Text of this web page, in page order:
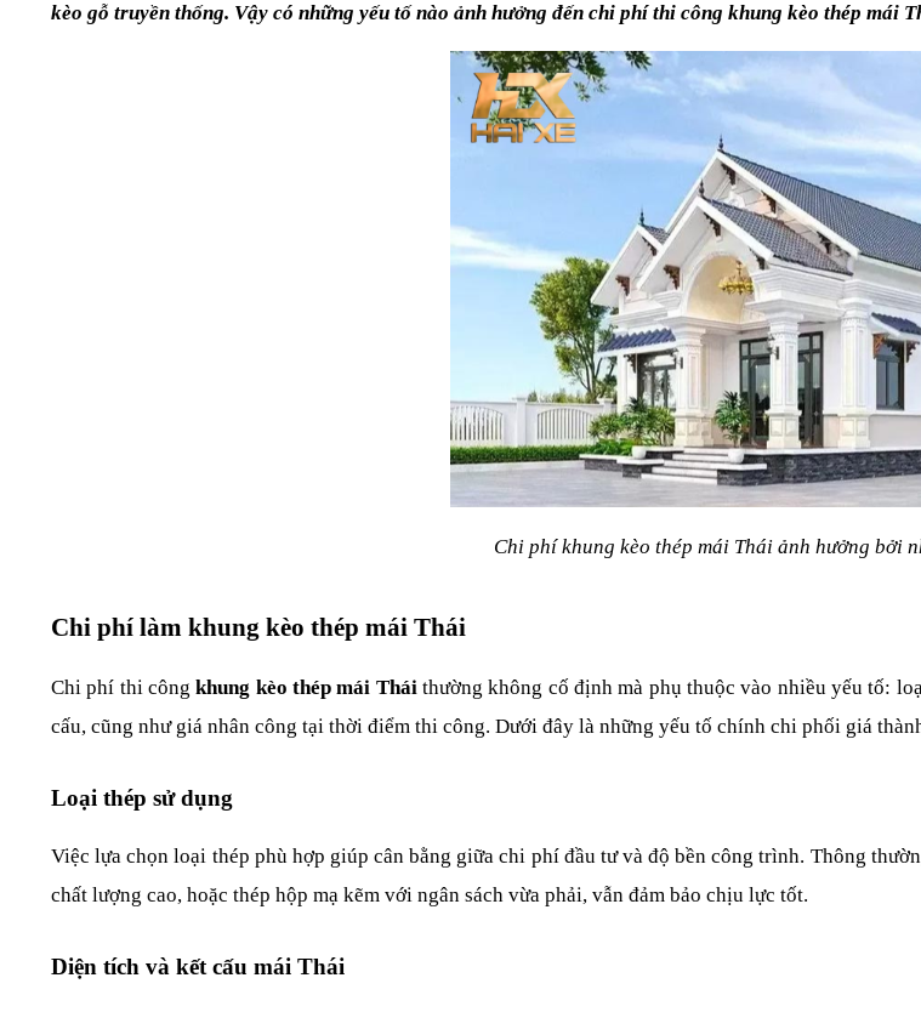
kèo gỗ truyền thống. Vậy có những yếu tố nào ảnh hưởng đến chi phí thi công khung kèo thép mái
Chi phí khung kèo thép mái Thái ảnh hưởng bởi
Chi phí làm khung kèo thép mái Thái
Chi phí thi công khung kèo thép mái Thái thường không cố định mà phụ thuộc vào nhiều yếu tố:
cấu, cũng như giá nhân công tại thời điểm thi công. Dưới đây là những yếu tố chính chi phối giá
Loại thép sử dụng
Việc lựa chọn loại thép phù hợp giúp cân bằng giữa chi phí đầu tư và độ bền công trình. Thông
chất lượng cao, hoặc thép hộp mạ kẽm với ngân sách vừa phải, vẫn đảm bảo chịu lực tốt.
Diện tích và kết cấu mái Thái